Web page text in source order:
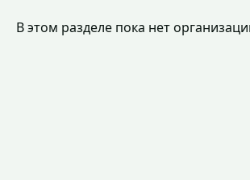
В этом разделе пока нет